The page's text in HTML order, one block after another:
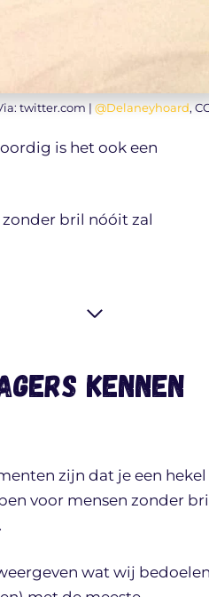
twitter.com | @Delaneyhoard,
is het ook een
bril nóóit zal
kennen
zijn dat je een hekel
voor mensen zonder
wat wij